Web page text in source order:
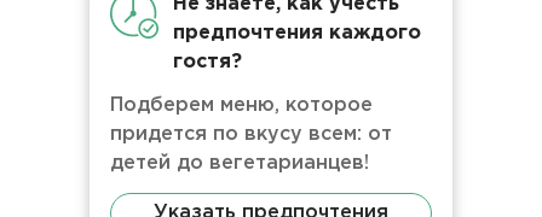
Не знаете, как учесть
предпочтения каждого
гостя?
Подберем меню, которое
придется по вкусу всем: от
детей до вегетарианцев!
Указать предпочтения